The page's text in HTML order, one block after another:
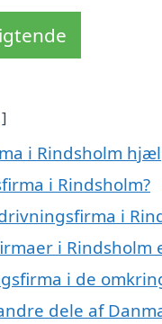
i Rindsholm
i Rindsholm?
i
i Rindsholm
i de
dele af